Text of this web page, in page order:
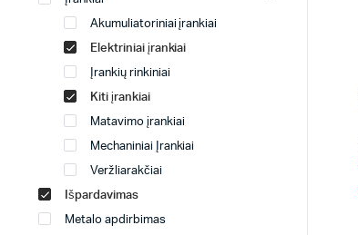
Akumuliatoriniai įrankiai
Elektriniai įrankiai
Įrankių rinkiniai
Kiti įrankiai
Matavimo įrankiai
Mechaniniai Įrankiai
Veržliarakčiai
Išpardavimas
Metalo apdirbimas